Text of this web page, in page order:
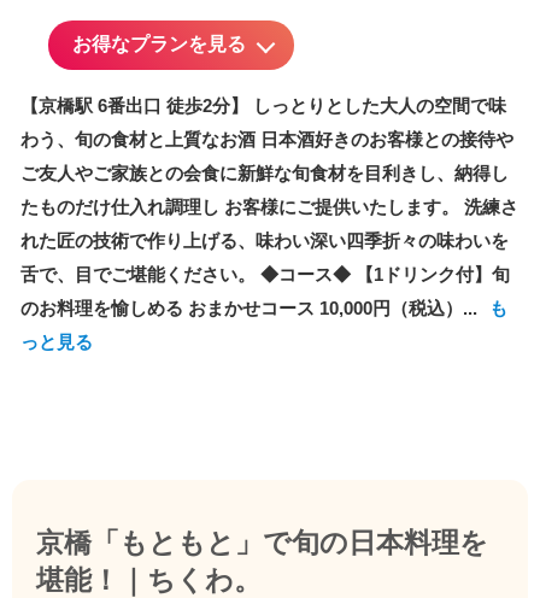
お得なプランを見る
【京橋駅 6番出口 徒歩2分】 しっとりとした大人の空間で味
わう、旬の食材と上質なお酒 日本酒好きのお客様との接待や
ご友人やご家族との会食に新鮮な旬食材を目利きし、納得し
たものだけ仕入れ調理し お客様にご提供いたします。 洗練さ
れた匠の技術で作り上げる、味わい深い四季折々の味わいを
舌で、目でご堪能ください。 ◆コース◆ 【1ドリンク付】旬
のお料理を愉しめる おまかせコース 10,000円（税込）...
も
っと見る
京橋「もともと」で旬の日本料理を
堪能！｜ちくわ。